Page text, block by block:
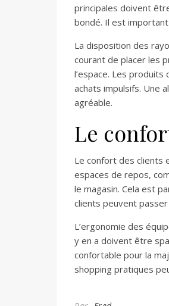
principales doivent
bondé. Il est
La disposition des
courant de placer les
l’espace. Les
achats impulsifs. Une
agréable.
Le
Le confort des clients
espaces de repos,
le magasin. Cela est
clients peuvent
L’ergonomie des
y en a doivent être
confortable pour la
shopping pratiques